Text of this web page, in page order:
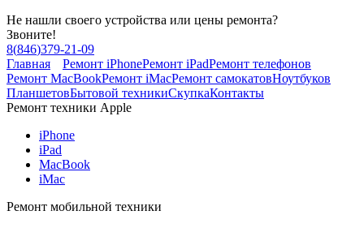
Не нашли своего устройства или цены ремонта?
Звоните!
8(846)379-21-09
Главная
Ремонт iPhoneРемонт iPadРемонт телефонов
Ремонт MacBookРемонт iMacРемонт самокатовНоутбуков
ПланшетовБытовой техникиСкупкаКонтакты
Ремонт техники Apple
iPhone
iPad
MacBook
iMac
Ремонт мобильной техники